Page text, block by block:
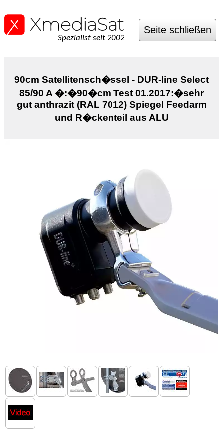
Spezialist seit 2002
Seite schließen
90cm Satellitensch�ssel - DUR-line Select
85/90 A �:�90�cm Test 01.2017:�sehr
gut anthrazit (RAL 7012) Spiegel Feedarm
und R�ckenteil aus ALU